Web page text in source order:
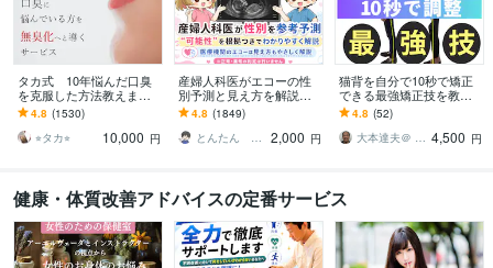
タカ式 10年悩んだ口臭
を克服した方法教えます
本田式口臭外来でもダメ
だった口臭を克服した方
法
4.8 (1530)
⭐︎タカ⭐︎
10,000 円
産婦人科医がエコーの性
別予測と見え方を解説し
ます 性別予測が可能か不
安な方はお見積もりから
無料で確認可
4.8 (1849)
とんたん 周産期専門医 超音波専門医
2,000 円
猫背を自分で10秒で矯正
できる最強矯正技を教え
ます 体の軸の第一人者
が、発見した10秒ででき
る猫背姿勢矯正法
4.8 (52)
大本達夫＠ 姿動軸 体の軸を作る第一人者 4,500 円
健康・体質改善アドバイスの定番サービス